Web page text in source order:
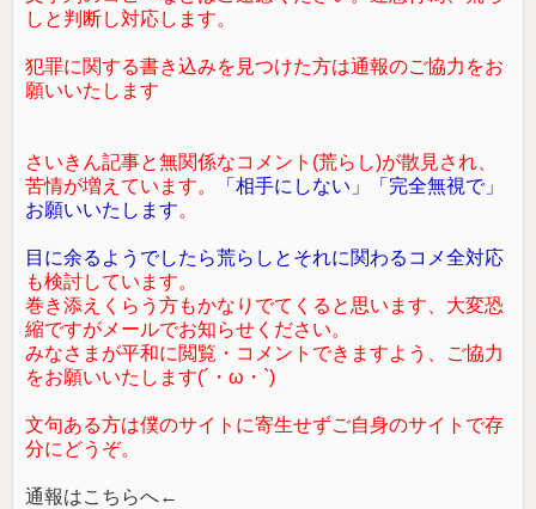
しと判断し対応します。
犯罪に関する書き込みを見つけた方は通報のご協力をお
願いいたします
さいきん記事と無関係なコメント(荒らし)が散見され、
苦情が増えています。
「相手にしない」「完全無視で」
お願いいたします。
目に余るようでしたら荒らしとそれに関わるコメ全対応
も検討しています。
巻き添えくらう方もかなりでてくると思います、大変恐
縮ですがメールでお知らせください。
みなさまが平和に閲覧・コメントできますよう、ご協力
をお願いいたします(´・ω・`)
文句ある方は僕のサイトに寄生せずご自身のサイトで存
分にどうぞ。
通報はこちらへ←